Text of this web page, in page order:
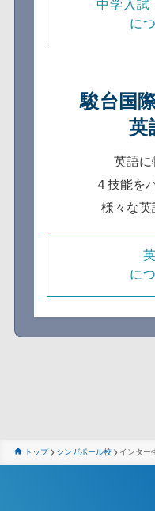
中学入試
に
駿台国
英
英語に
４技能を
様々な
に
トップ シンガポール校 インター